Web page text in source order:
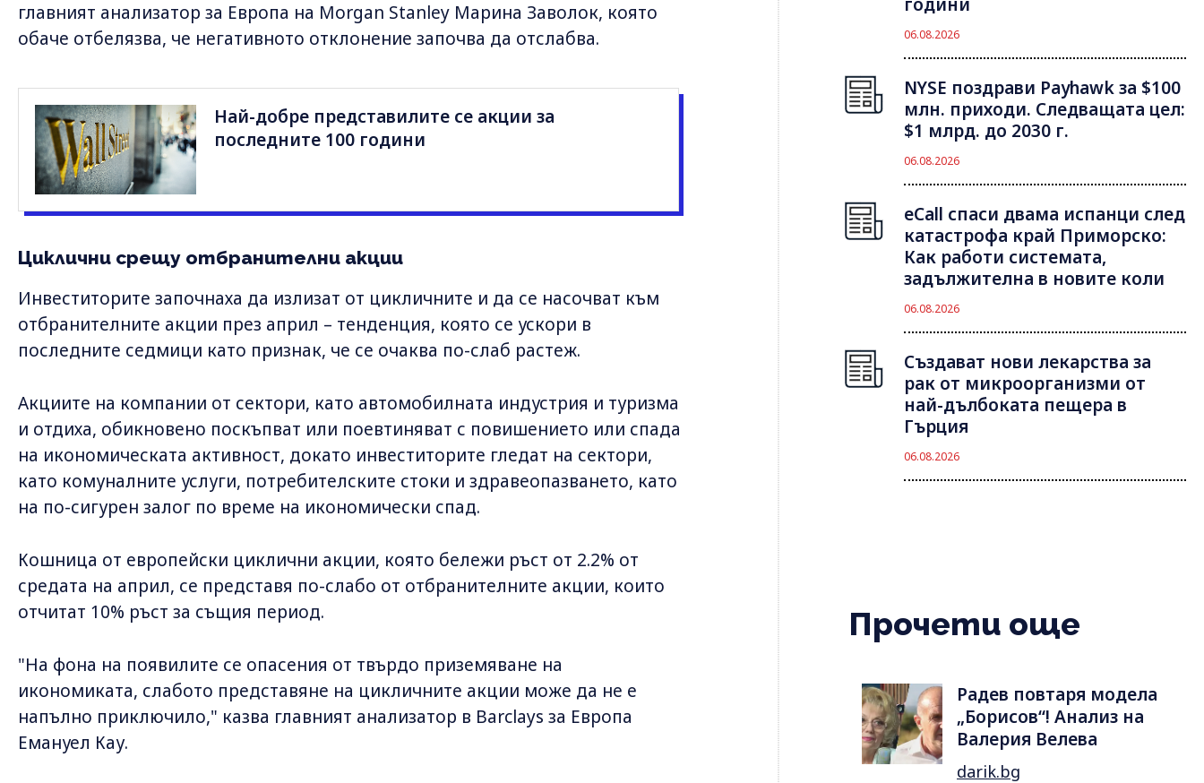
главният анализатор за Европа на Morgan Stanley Марина Заволок, която
обаче отбелязва, че негативното отклонение започва да отслабва.
Най-добре представилите се акции за
последните 100 години
Циклични срещу отбранителни акции
Инвеститорите започнаха да излизат от цикличните и да се насочват към
отбранителните акции през април – тенденция, която се ускори в
последните седмици като признак, че се очаква по-слаб растеж.
Акциите на компании от сектори, като автомобилната индустрия и туризма
и отдиха, обикновено поскъпват или поевтиняват с повишението или спада
на икономическата активност, докато инвеститорите гледат на сектори,
като комуналните услуги, потребителските стоки и здравеопазването, като
на по-сигурен залог по време на икономически спад.
Кошница от европейски циклични акции, която бележи ръст от 2.2% от
средата на април, се представя по-слабо от отбранителните акции, които
отчитат 10% ръст за същия период.
"На фона на появилите се опасения от твърдо приземяване на
икономиката, слабото представяне на цикличните акции може да не е
напълно приключило," казва главният анализатор в Barclays за Европа
Емануел Кау.
06.08.2026
NYSE поздрави Payhawk за $100
млн. приходи. Следващата цел:
$1 млрд. до 2030 г.
06.08.2026
eCall спаси двама испанци след
катастрофа край Приморско:
Как работи системата,
задължителна в новите коли
06.08.2026
Създават нови лекарства за
рак от микроорганизми от
най-дълбоката пещера в
Гърция
06.08.2026
Прочети още
Радев повтаря модела
„Борисов“! Анализ на
Валерия Велева
darik.bg